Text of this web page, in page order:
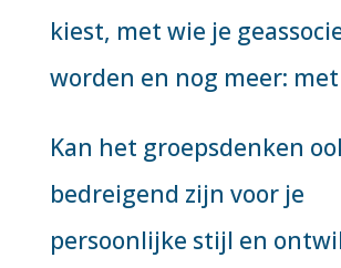
kiest, met wie je
worden en nog meer:
Kan het groepsdenken
bedreigend zijn voor je
persoonlijke stijl en